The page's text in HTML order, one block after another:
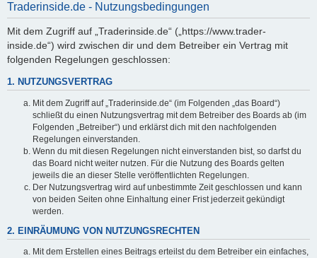
Traderinside.de - Nutzungsbedingungen
Mit dem Zugriff auf „Traderinside.de“ („https://www.trader-
inside.de“) wird zwischen dir und dem Betreiber ein Vertrag mit
folgenden Regelungen geschlossen:
1. NUTZUNGSVERTRAG
Mit dem Zugriff auf „Traderinside.de“ (im Folgenden „das Board“)
schließt du einen Nutzungsvertrag mit dem Betreiber des Boards ab (im
Folgenden „Betreiber“) und erklärst dich mit den nachfolgenden
Regelungen einverstanden.
Wenn du mit diesen Regelungen nicht einverstanden bist, so darfst du
das Board nicht weiter nutzen. Für die Nutzung des Boards gelten
jeweils die an dieser Stelle veröffentlichten Regelungen.
Der Nutzungsvertrag wird auf unbestimmte Zeit geschlossen und kann
von beiden Seiten ohne Einhaltung einer Frist jederzeit gekündigt
werden.
2. EINRÄUMUNG VON NUTZUNGSRECHTEN
Mit dem Erstellen eines Beitrags erteilst du dem Betreiber ein einfaches,